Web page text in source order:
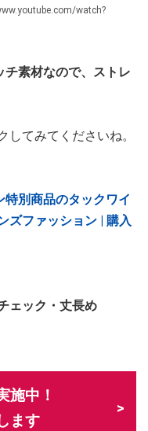
watch?
チ素材なので、ストレ
てみてくださいね。
特別商品のタックワイ
ズファッション | 購入
ェック・丈長め
施中！
ます